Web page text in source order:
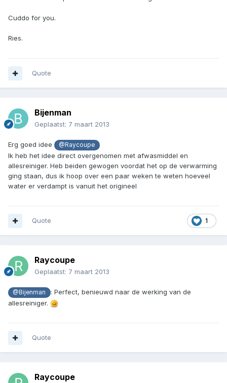
Cuddo for you.
Ries.
Quote
Bijenman
Geplaatst: 7 maart 2013
Erg goed idee @Raycoupe
Ik heb het idee direct overgenomen met afwasmiddel en
allesreiniger. Heb beiden gewogen voordat het op de verwarming
ging staan, dus ik hoop over een paar weken te weten hoeveel
water er verdampt is vanuit het origineel
1
Quote
Raycoupe
Geplaatst: 7 maart 2013
@Bijenman
: Perfect, benieuwd naar de werking van de
allesreiniger.
Quote
Raycoupe